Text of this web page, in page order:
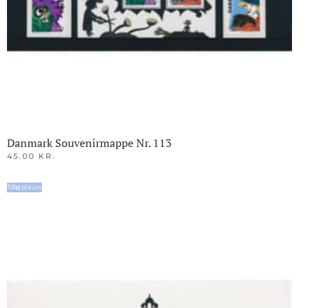
Danmark Souvenirmappe Nr. 113
45.00 KR.
Tilføj til kurv